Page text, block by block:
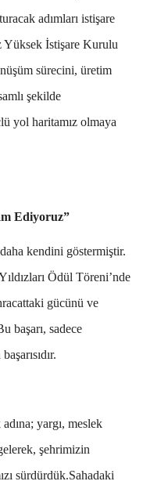
adımları istişare
Yüksek İstişare Kurulu
sürecini, üretim
şekilde
yol haritamız olmaya
Ediyoruz”
kendini göstermiştir.
Ödül Töreni’nde
gücünü ve
başarı, sadece
yargı, meslek
şehrimizin
sürdürdük.Sahadaki